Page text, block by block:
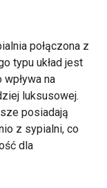
połączona z
typu układ jest
na
luksusowej.
posiadają
z sypialni, co
dla